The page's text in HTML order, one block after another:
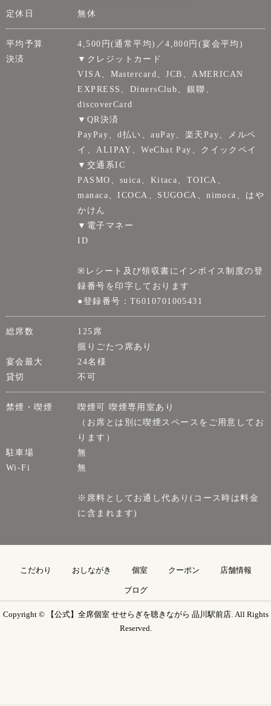
定休日
無休
平均予算
4,500円(通常平均)／4,800円(宴会平均)
決済
▼クレジットカード
VISA、Mastercard、JCB、AMERICAN
EXPRESS、DinersClub、銀聯、
discoverCard
▼QR決済
PayPay、d払い、auPay、楽天Pay、メルペ
イ、ALIPAY、WeChat Pay、クイックペイ
▼交通系IC
PASMO、suica、Kitaca、TOICA、
manaca、ICOCA、SUGOCA、nimoca、はや
かけん
▼電子マネー
ID
※レシート及び領収書にインボイス制度の登
録番号を印字しております
●登録番号：T6010701005431
総席数
125席
掘りごたつ席あり
宴会最大
24名様
貸切
不可
禁煙・喫煙
喫煙可 喫煙専用室あり
（お席とは別に喫煙スペースをご用意してお
ります）
駐車場
無
Wi-Fi
無
※席料としてお通し代あり(コース時は料金
に含まれます)
こだわり おしながき 個室 クーポン 店舗情報
ブログ
Copyright © 【公式】全席個室 せせらぎを聴きながら 品川駅前店. All Rights
Reserved.